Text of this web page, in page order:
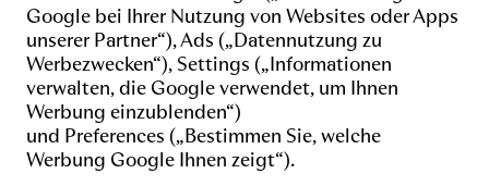
Google bei Ihrer Nutzung von Websites oder Apps
unserer Partner“),Ads („Datennutzung zu
Werbezwecken“), Settings („Informationen
verwalten, die Google verwendet, um Ihnen
Werbung einzublenden“)
und Preferences („Bestimmen Sie, welche
Werbung Google Ihnen zeigt“).